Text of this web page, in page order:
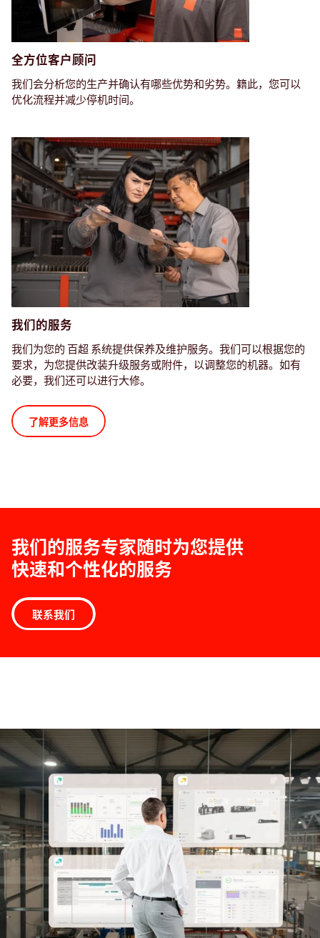
全方位客户顾问
我们会分析您的生产并确认有哪些优势和劣势。籍此，您可以
优化流程并减少停机时间。
我们的服务
我们为您的 百超 系统提供保养及维护服务。我们可以根据您的
要求，为您提供改装升级服务或附件，以调整您的机器。如有
必要，我们还可以进行大修。
了解更多信息
我们的服务专家随时为您提供
快速和个性化的服务
联系我们